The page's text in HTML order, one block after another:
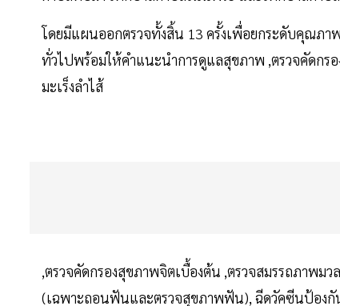
โดยมีแผนออกตรวจทั้งสิ้น 13 ครั้งเพื่อยกระดับคุณภา
ทั่วไปพร้อมให้คำแนะนำการดูแลสุขภาพ ,ตรวจคัดกรอ
มะเร็งลำไส้
,ตรวจคัดกรองสุขภาพจิตเบื้องต้น ,ตรวจสมรรถภาพมว
(เฉพาะถอนฟันและตรวจสุขภาพฟัน), ฉีดวัคซีนป้อง